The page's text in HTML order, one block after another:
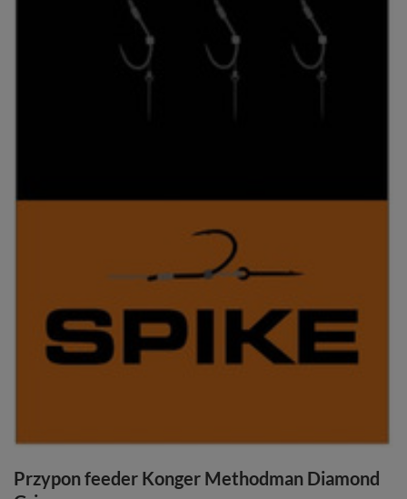
Przypon feeder Konger Methodman Diamond